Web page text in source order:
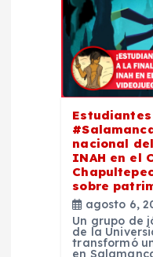
nacional
INAH en el
sobre
agosto 6,
Un grupo de
de la
transformó
en